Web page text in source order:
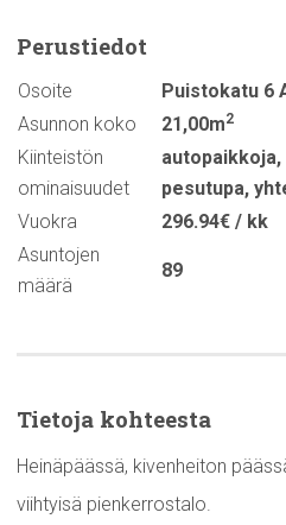
Perustiedot
Osoite
Puistokatu 6
Asunnon koko
21,00m2
Kiinteistön
ominaisuudet
autopaikkoja,
pesutupa,
Vuokra
296.94€ / kk
Asuntojen
määrä
89
Tietoja kohteesta
Heinäpäässä, kivenheiton
viihtyisä pienkerrostalo.